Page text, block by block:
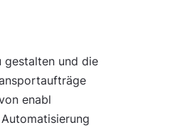
gestalten und die
enabl